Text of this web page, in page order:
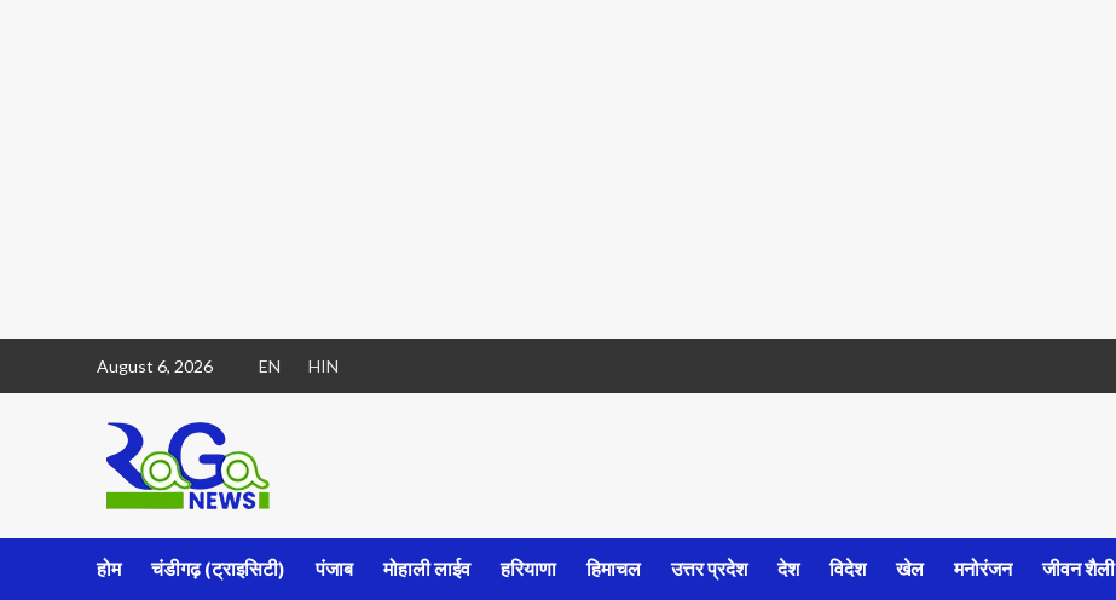
August 6, 2026 EN HIN
होम चंडीगढ़ (ट्राइसिटी) पंजाब मोहाली लाईव हरियाणा हिमाचल उत्तर प्रदेश देश विदेश खेल मनोरंजन जीवन शैली